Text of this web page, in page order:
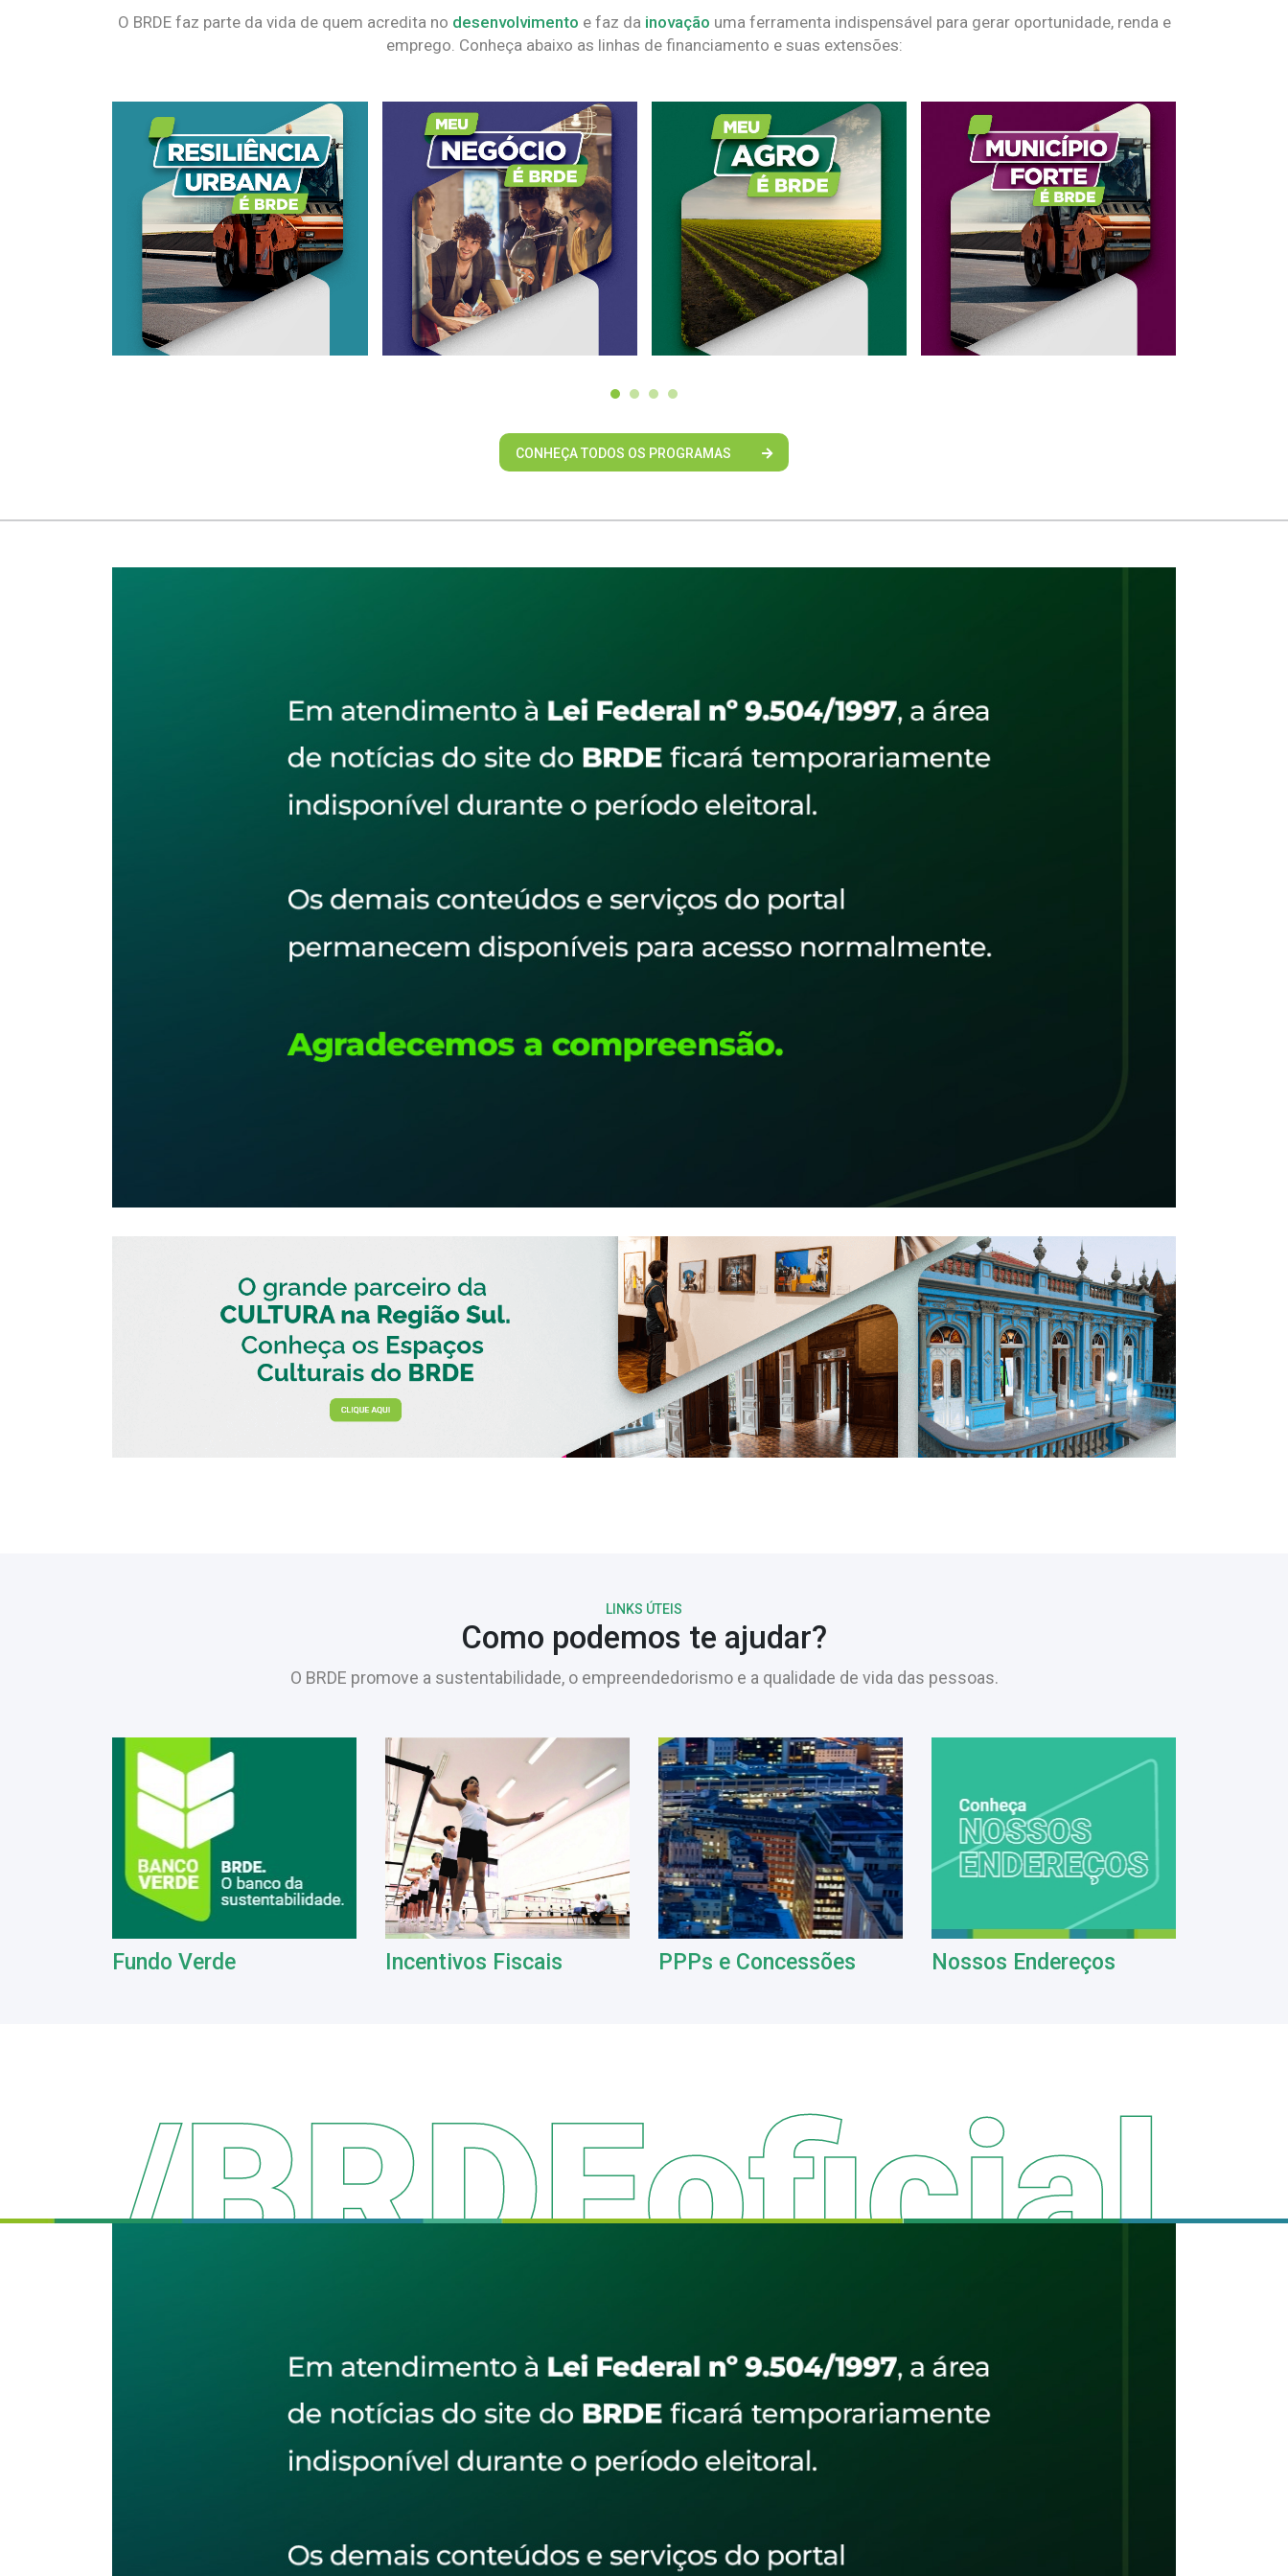
O BRDE faz parte da vida de quem acredita no desenvolvimento e faz da inovação uma ferramenta indispensável para gerar oportunidade, renda e
emprego. Conheça abaixo as linhas de financiamento e suas extensões:
CONHEÇA TODOS OS PROGRAMAS
LINKS ÚTEIS
Como podemos te ajudar?
O BRDE promove a sustentabilidade, o empreendedorismo e a qualidade de vida das pessoas.
Fundo Verde Incentivos Fiscais PPPs e Concessões Nossos Endereços